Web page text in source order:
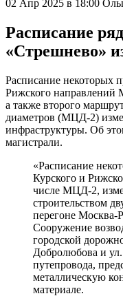
02 Апр 2025 в 18:00
Расписание
«Стрешнево»
Расписание некоторых
Рижского
а также второго
диаметров (МЦД-2)
инфраструктуры. Об
магистрали.
«Расписание
Курского и
числе МЦД-2,
строительством
перегоне Москва-
Сооружение
городской
Добролюбова и
путепровода,
металлическую
материале.